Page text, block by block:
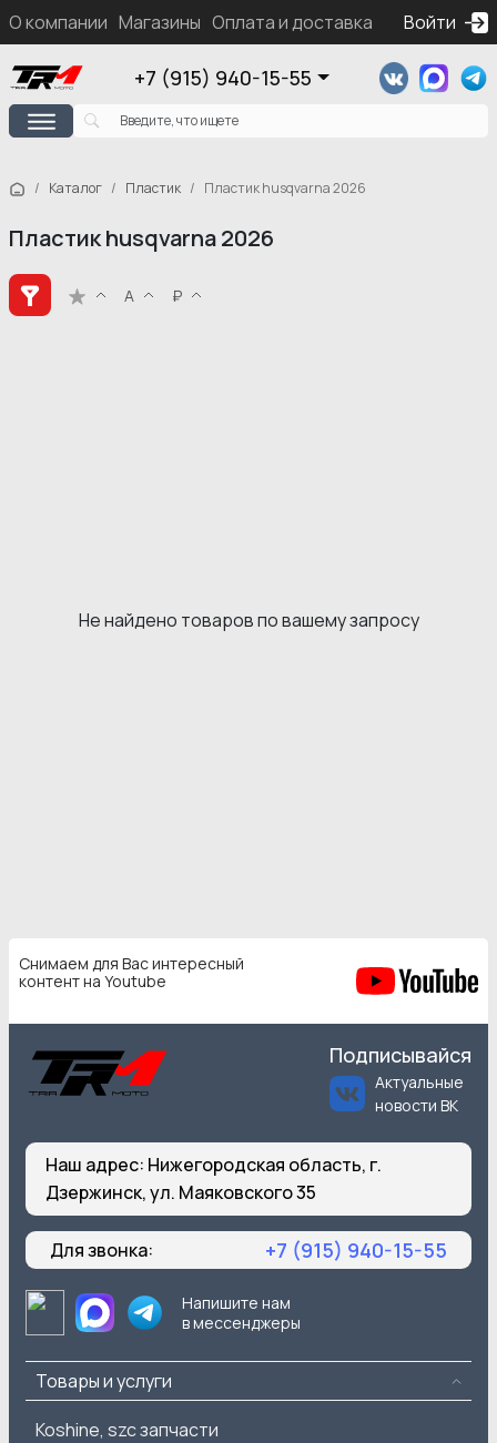
О компании Магазины Оплата и доставка Контакты
Войти
+7 (915) 940-15-55
Каталог Пластик Пластик husqvarna 2026
Пластик husqvarna 2026
А ₽
Не найдено товаров по вашему запросу
Снимаем для Вас интересный
контент на Youtube
Подписывайся
Актуальные
новости ВК
Наш адрес: Нижегородская область, г.
Дзержинск, ул. Маяковского 35
Для звонка: +7 (915) 940-15-55
Напишите нам
в мессенджеры
Товары и услуги
Koshine, szc запчасти